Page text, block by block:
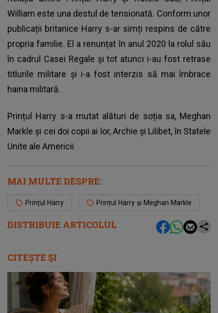
DISTRIBUIE ARTICOLUL
William este una destul de tensionată. Conform unor
publicații britanice Harry s-ar simți respins de către
propria familie. El a renunțat în anul 2020 la rolul său
în cadrul Casei Regale și tot atunci i-au fost retrase
titlurile militare și i-a fost interzis să mai îmbrace
haina militară.
Prințul Harry s-a mutat alături de soția sa, Meghan
Markle și cei doi copii ai lor, Archie și Lilibet, în Statele
Unite ale Americii
MAI MULTE DESPRE:
Prințul Harry Prințul Harry și Meghan Markle
CITEȘTE ȘI